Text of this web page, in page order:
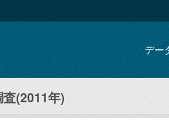
デー
(2011年)